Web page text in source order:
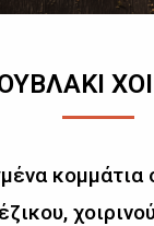
κομμάτια